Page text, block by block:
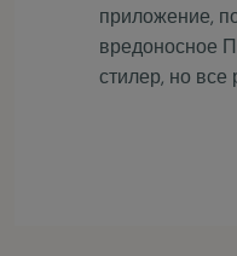
приложение,
вредоносное
стилер, но все